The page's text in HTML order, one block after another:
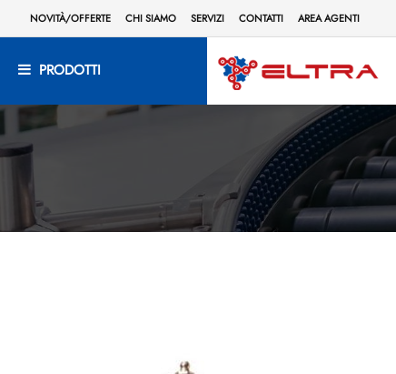
NOVITÀ/OFFERTE CHI SIAMO SERVIZI CONTATTI AREA AGENTI
PRODOTTI